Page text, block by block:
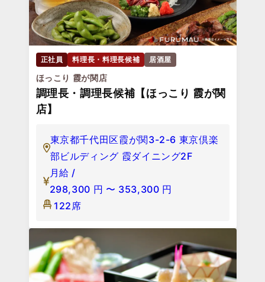
正社員 料理長・料理長候補 居酒屋
ほっこり 霞が関店
調理長・調理長候補【ほっこり 霞が関
店】
東京都千代田区霞が関3-2-6 東京倶楽
部ビルディング 霞ダイニング2F
月給 /
298,300 円 〜 353,300 円
122席